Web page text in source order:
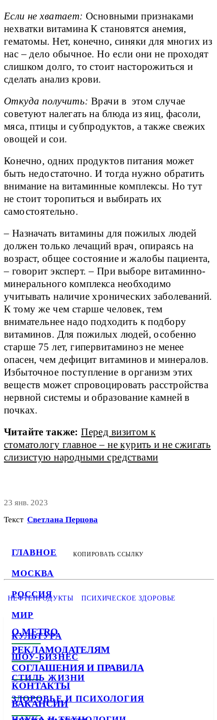
ГЛАВНОЕ
МОСКВА
РОССИЯ
МИР
КУЛЬТУРА
ШОУ-БИЗНЕС
СТИЛЬ ЖИЗНИ
ЗДОРОВЬЕ И ПСИХОЛОГИЯ
Если не хватает:Основными признаками
нехватки витамина К становятся анемия,
гематомы. Нет, конечно, синяки для многих из
нас – дело обычное. Но если они не проходят
слишком долго, то стоит насторожиться и
сделать анализ крови.
Откуда получить:Врачи в этом случае
советуют налегать на блюда из яиц, фасоли,
мяса, птицы и субпродуктов, а также свежих
овощей и сои.
Конечно, одних продуктов питания может
быть недостаточно. И тогда нужно обратить
внимание на витаминные комплексы. Но тут
не стоит торопиться и выбирать их
самостоятельно.
– Назначать витамины для пожилых людей
должен только лечащий врач, опираясь на
возраст, общее состояние и жалобы пациента,
– говорит эксперт. – При выборе витаминно-
минерального комплекса необходимо
учитывать наличие хронических заболеваний.
К тому же чем старше человек, тем
внимательнее надо подходить к подбору
витаминов. Для пожилых людей, особенно
старше 75 лет, гипервитаминоз не менее
опасен, чем дефицит витаминов и минералов.
Избыточное поступление в организм этих
веществ может спровоцировать расстройства
нервной системы и образование камней в
почках.
Читайте также:Перед визитом к
стоматологу главное – не курить и не сжигать
слизистую народными средствами
23 янв. 2023
Текст Светлана Перцова
КОПИРОВАТЬ ССЫЛКУ
НЕФТЕПРОДУКТЫ ПСИХИЧЕСКОЕ ЗДОРОВЬЕ
О METRO
РЕКЛАМОДАТЕЛЯМ
СОГЛАШЕНИЯ И ПРАВИЛА
КОНТАКТЫ
ВАКАНСИИ